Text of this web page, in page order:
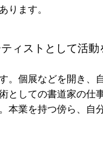
ります。
ィストとして活動
。個展などを開き、
としての書道家の仕
本業を持つ傍ら、自